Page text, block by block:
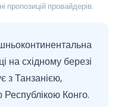
пропозицій провайдерів.
на східному березі
з Танзанією,
Конго.